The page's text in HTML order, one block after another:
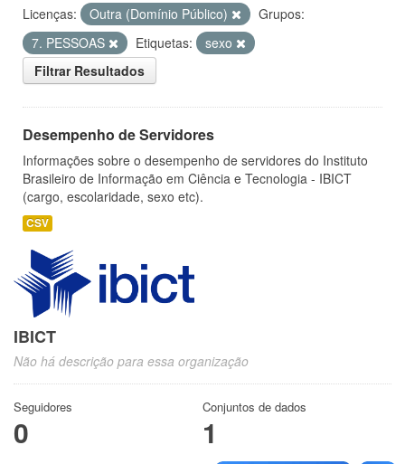
Licenças: Outra (Domínio Público)
Grupos:
7. PESSOAS
Etiquetas:
sexo
Filtrar Resultados
Desempenho de Servidores
Informações sobre o desempenho de servidores do Instituto
Brasileiro de Informação em Ciência e Tecnologia - IBICT
(cargo, escolaridade, sexo etc).
CSV
IBICT
Não há descrição para essa organização
Seguidores
0
Conjuntos de dados
1